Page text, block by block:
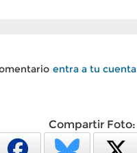
entra a tu cuenta
Compartir Foto: